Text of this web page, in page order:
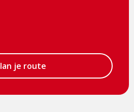
je route